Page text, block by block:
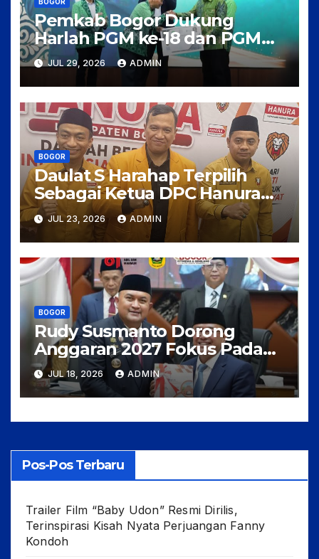
Pemkab Bogor Dukung
Harlah PGM ke-18 dan PGM
Award 2026, Wujudkan Guru
Madrasah Berkualitas,
Sejahtera, dan Bermartabat
JUL 29, 2026 ADMIN
BOGOR
Daulat S Harahap Terpilih
Sebagai Ketua DPC Hanura
Kabupaten Bogor
JUL 23, 2026 ADMIN
BOGOR
Rudy Susmanto Dorong
Anggaran 2027 Fokus Pada
Pertumbuhan Ekonomi dan
Pemerataan Pembangunan
JUL 18, 2026 ADMIN
Pos-Pos Terbaru
Trailer Film “Baby Udon” Resmi Dirilis,
Terinspirasi Kisah Nyata Perjuangan Fanny
Kondoh